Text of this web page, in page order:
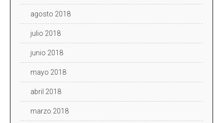
agosto 2018
julio 2018
junio 2018
mayo 2018
abril 2018
marzo 2018